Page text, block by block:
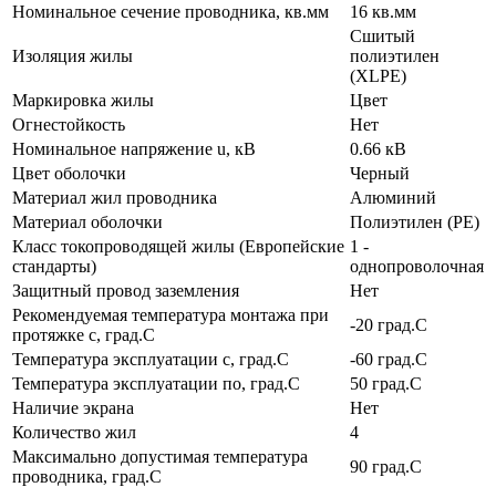
Номинальное сечение проводника, кв.мм
16 кв.мм
Изоляция жилы
Сшитый
полиэтилен
(XLPE)
Маркировка жилы
Цвет
Огнестойкость
Нет
Номинальное напряжение u, кВ
0.66 кВ
Цвет оболочки
Черный
Материал жил проводника
Алюминий
Материал оболочки
Полиэтилен (PE)
Класс токопроводящей жилы (Европейские
стандарты)
1 -
однопроволочная
Защитный провод заземления
Нет
Рекомендуемая температура монтажа при
протяжке с, град.C
-20 град.C
Температура эксплуатации с, град.C
-60 град.C
Температура эксплуатации по, град.C
50 град.C
Наличие экрана
Нет
Количество жил
4
Максимально допустимая температура
проводника, град.C
90 град.C